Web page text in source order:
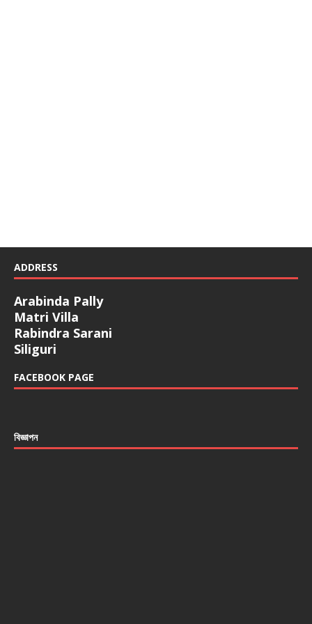
ADDRESS
Arabinda Pally
Matri Villa
Rabindra Sarani
Siliguri
FACEBOOK PAGE
বিজ্ঞাপন